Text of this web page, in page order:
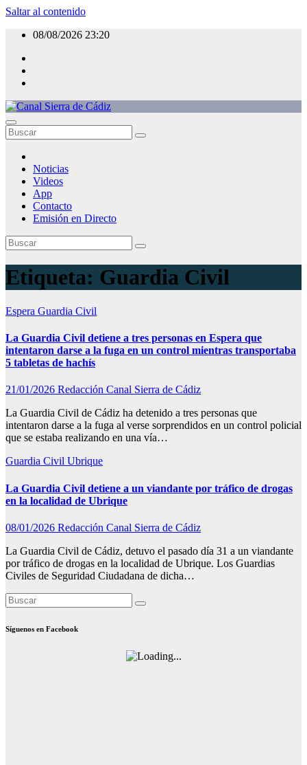
Saltar al contenido
08/08/2026 23:20
Canal Sierra de Cádiz
La televisión de la Sierra de Cádiz
Noticias
Videos
App
Contacto
Emisión en Directo
Etiqueta: Guardia Civil
Espera Guardia Civil
La Guardia Civil detiene a tres personas en Espera que
intentaron darse a la fuga en un control mientras transportaba
5 tabletas de hachís
21/01/2026 Redacción Canal Sierra de Cádiz
La Guardia Civil de Cádiz ha detenido a tres personas que
intentaron darse a la fuga al verse sorprendidos en un control policial
que se estaba realizando en una vía…
Guardia Civil Ubrique
La Guardia Civil detiene a un viandante por tráfico de drogas
en la localidad de Ubrique
08/01/2026 Redacción Canal Sierra de Cádiz
La Guardia Civil de Cádiz, detuvo el pasado día 31 a un viandante
por tráfico de drogas en la localidad de Ubrique. Los Guardias
Civiles de Seguridad Ciudadana de dicha…
Síguenos en Facebook